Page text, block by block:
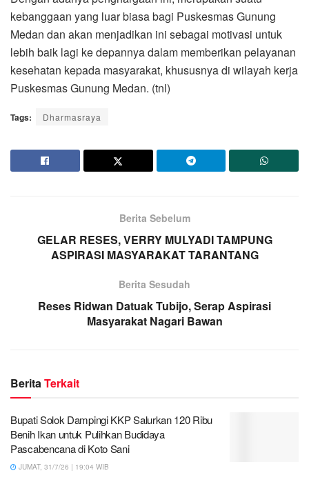
kebanggaan yang luar biasa bagi Puskesmas Gunung
Medan dan akan menjadikan ini sebagai motivasi untuk
lebih baik lagi ke depannya dalam memberikan pelayanan
kesehatan kepada masyarakat, khususnya di wilayah kerja
Puskesmas Gunung Medan. (tnl)
Tags: Dharmasraya
Berita Sebelum
GELAR RESES, VERRY MULYADI TAMPUNG
ASPIRASI MASYARAKAT TARANTANG
Berita Sesudah
Reses Ridwan Datuak Tubijo, Serap Aspirasi
Masyarakat Nagari Bawan
BeritaTerkait
Bupati Solok Dampingi KKP Salurkan 120 Ribu
Benih Ikan untuk Pulihkan Budidaya
Pascabencana di Koto Sani
JUMAT, 31/7/26 | 19:04 WIB